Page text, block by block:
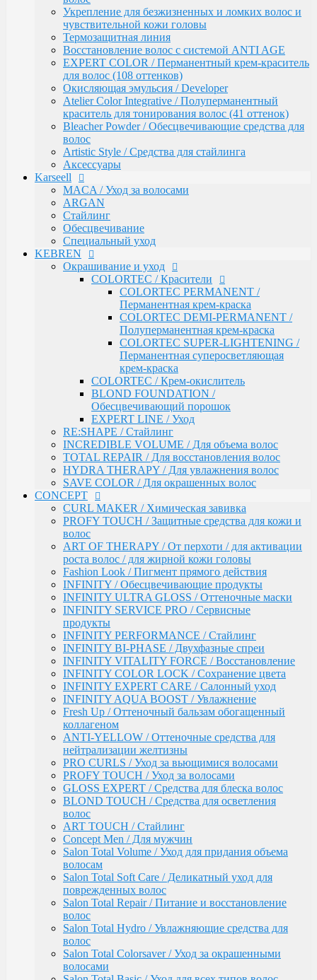
Аксессуары
Karseell
MACA / Уход за волосами
ARGAN
Стайлинг
Обесцвечивание
Специальный уход
KEBREN
Окрашивание и уход
COLORTEC / Красители
COLORTEC PERMANENT /
Перманентная крем-краска
COLORTEC DEMI-PERMANENT /
COLORTEC SUPER-LIGHTENING /
Перманентная суперосветляющая
COLORTEC / Крем-окислитель
BLOND FOUNDATION / Обесцвечивающий
порошок
EXPERT LINE / Уход
RE:SHAPE / Стайлинг
INCREDIBLE VOLUME / Для объема волос
TOTAL REPAIR / Для восстановления волос
HYDRA THERAPY / Для увлажнения волос
SAVE COLOR / Для окрашенных волос
CURL MAKER / Химическая завивка
PROFY TOUCH / Защитные средства для кожи и
волос
ART OF THERAPY / От перхоти / для активации
роста волос / для жирной кожи головы
Fashion Look / Пигмент прямого действия
INFINITY / Обесцвечивающие продукты
INFINITY ULTRA GLOSS / Оттеночные маски
INFINITY SERVICE PRO / Сервисные продукты
INFINITY PERFORMANCE / Стайлинг
INFINITY BI-PHASE / Двухфазные спреи
INFINITY VITALITY FORCE / Восстановление
INFINITY COLOR LOCK / Сохранение цвета
INFINITY EXPERT CARE / Салонный уход
INFINITY AQUA BOOST / Увлажнение
Fresh Up / Оттеночный бальзам обогащенный
коллагеном
ANTI-YELLOW / Оттеночные средства для
нейтрализации желтизны
PRO CURLS / Уход за вьющимися волосами
PROFY TOUCH / Уход за волосами
GLOSS EXPERT / Средства для блеска волос
BLOND TOUCH / Средства для осветления волос
ART TOUCH / Стайлинг
Concept Men / Для мужчин
Salon Total Volume / Уход для придания объема
волосам
Salon Total Soft Care / Деликатный уход для
поврежденных волос
Salon Total Repair / Питание и восстановление
волос
Salon Total Hydro / Увлажняющие средства для
волос
Salon Total Colorsaver / Уход за окрашенными
волосами
Salon Total Basic / Уход для всех типов волос
PEPTIDE FORCE / Пептидное восстановление
NEXT LEVEL BLOND / Комплекс для создания и
поддержания блонда
DETOX POWER / Уход
BONDING SYSTEM / Уход с бондинг-комплексом
BIOTIN SECRETS / Укрепляющий уход
TEFIA
Окрашивание волос / Ambient, MYPOINT
CALEIDO COLORS / Пигменты прямого
действия
Перманентная крем-краска для волос
Ambient (150 оттенков)
Специальные оттенки для блондинок
Специальные оттенки для седых волос
Укрепление для безжизненных и ломких волос и
чувствительной кожи головы
Термозащитная линия
Воcстановление волос с системой ANTI AGE
EXPERT COLOR / Перманентный крем-краситель
для волос (108 оттенков)
Окисляющая эмульсия / Developer
Atelier Color Integrative / Полуперманентный
краситель для тонирования волос (41 оттенок)
Bleacher Powder / Обесцвечивающие средства для
волос
Artistic Style / Средства для стайлинга
Аксессуары
Karseell
MACA / Уход за волосами
ARGAN
Стайлинг
Обесцвечивание
Специальный уход
KEBREN
Окрашивание и уход
COLORTEC / Красители
COLORTEC PERMANENT /
Перманентная крем-краска
COLORTEC DEMI-PERMANENT /
Полуперманентная крем-краска
COLORTEC SUPER-LIGHTENING /
Перманентная суперосветляющая
крем-краска
COLORTEC / Крем-окислитель
BLOND FOUNDATION /
Обесцвечивающий порошок
EXPERT LINE / Уход
RE:SHAPE / Стайлинг
INCREDIBLE VOLUME / Для объема волос
TOTAL REPAIR / Для восстановления волос
HYDRA THERAPY / Для увлажнения волос
SAVE COLOR / Для окрашенных волос
CONCEPT
CURL MAKER / Химическая завивка
PROFY TOUCH / Защитные средства для кожи и
волос
ART OF THERAPY / От перхоти / для активации
роста волос / для жирной кожи головы
Fashion Look / Пигмент прямого действия
INFINITY / Обесцвечивающие продукты
INFINITY ULTRA GLOSS / Оттеночные маски
INFINITY SERVICE PRO / Сервисные
продукты
INFINITY PERFORMANCE / Стайлинг
INFINITY BI-PHASE / Двухфазные спреи
INFINITY VITALITY FORCE / Восстановление
INFINITY COLOR LOCK / Сохранение цвета
INFINITY EXPERT CARE / Салонный уход
INFINITY AQUA BOOST / Увлажнение
Fresh Up / Оттеночный бальзам обогащенный
коллагеном
ANTI-YELLOW / Оттеночные средства для
нейтрализации желтизны
PRO CURLS / Уход за вьющимися волосами
PROFY TOUCH / Уход за волосами
GLOSS EXPERT / Средства для блеска волос
BLOND TOUCH / Средства для осветления
волос
ART TOUCH / Стайлинг
Concept Men / Для мужчин
Salon Total Volume / Уход для придания объема
волосам
Salon Total Soft Care / Деликатный уход для
поврежденных волос
Salon Total Repair / Питание и восстановление
волос
Salon Total Hydro / Увлажняющие средства для
волос
Salon Total Colorsaver / Уход за окрашенными
волосами